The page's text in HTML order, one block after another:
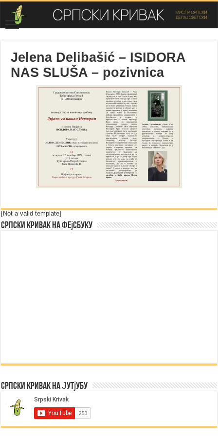
Jelena Delibašić – ISIDORA
NAS SLUŠA – pozivnica
[Not a valid template]
Српски Кривак на Фејсбуку
Српски Кривак на Јутјубу